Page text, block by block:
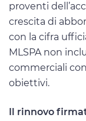
proventi
crescita di
con la cifra
MLSPA non
commerciali
obiettivi.
Il rinnovo